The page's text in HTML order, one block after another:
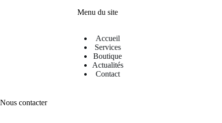
Menu du site
Accueil
Services
Boutique
Actualités
Contact
Nous contacter